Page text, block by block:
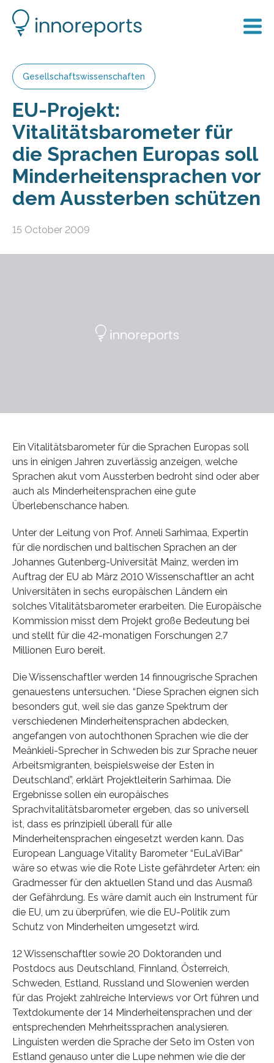
Gesellschaftswissenschaften
EU-Projekt:
Vitalitätsbarometer für
die Sprachen Europas soll
Minderheitensprachen vor
dem Aussterben schützen
15 October 2009
Ein Vitalitätsbarometer für die Sprachen Europas soll
uns in einigen Jahren zuverlässig anzeigen, welche
Sprachen akut vom Aussterben bedroht sind oder aber
auch als Minderheitensprachen eine gute
Überlebenschance haben.
Unter der Leitung von Prof. Anneli Sarhimaa, Expertin
für die nordischen und baltischen Sprachen an der
Johannes Gutenberg-Universität Mainz, werden im
Auftrag der EU ab März 2010 Wissenschaftler an acht
Universitäten in sechs europäischen Ländern ein
solches Vitalitätsbarometer erarbeiten. Die Europäische
Kommission misst dem Projekt große Bedeutung bei
und stellt für die 42-monatigen Forschungen 2,7
Millionen Euro bereit.
Die Wissenschaftler werden 14 finnougrische Sprachen
genauestens untersuchen. “Diese Sprachen eignen sich
besonders gut, weil sie das ganze Spektrum der
verschiedenen Minderheitensprachen abdecken,
angefangen von autochthonen Sprachen wie die der
Meänkieli-Sprecher in Schweden bis zur Sprache neuer
Arbeitsmigranten, beispielsweise der Esten in
Deutschland”, erklärt Projektleiterin Sarhimaa. Die
Ergebnisse sollen ein europäisches
Sprachvitalitätsbarometer ergeben, das so universell
ist, dass es prinzipiell überall für alle
Minderheitensprachen eingesetzt werden kann. Das
European Language Vitality Barometer “EuLaViBar”
wäre so etwas wie die Rote Liste gefährdeter Arten: ein
Gradmesser für den aktuellen Stand und das Ausmaß
der Gefährdung. Es wäre damit auch ein Instrument für
die EU, um zu überprüfen, wie die EU-Politik zum
Schutz von Minderheiten umgesetzt wird.
12 Wissenschaftler sowie 20 Doktoranden und
Postdocs aus Deutschland, Finnland, Österreich,
Schweden, Estland, Russland und Slowenien werden
für das Projekt zahlreiche Interviews vor Ort führen und
Textdokumente der 14 Minderheitensprachen und der
entsprechenden Mehrheitssprachen analysieren.
Linguisten werden die Sprache der Seto im Osten von
Estland genauso unter die Lupe nehmen wie die der